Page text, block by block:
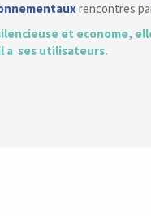
rencontres
et econome,
a ses utilisateurs.